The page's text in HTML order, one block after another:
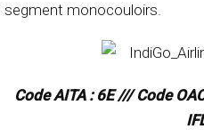
segment monocouloirs.
Code AITA : 6E /// Code